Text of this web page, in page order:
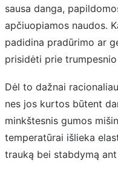
sausa danga,
apčiuopiamos naudos.
padidina pradūrimo ar
prisidėti prie
Dėl to dažnai
nes jos kurtos būtent
minkštesnis gumos
temperatūrai išlieka
trauką bei stabdymą